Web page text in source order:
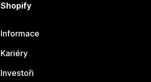
Shopify
Informace
Kariéry
Investoři